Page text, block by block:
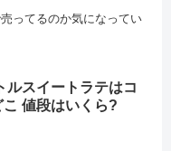
ってるのか気になってい
ルスイートラテはコ
こ 値段はいくら?